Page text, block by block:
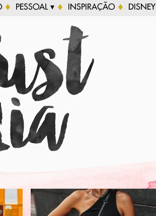
PESSOAL ▾ INSPIRAÇÃO DISNEY